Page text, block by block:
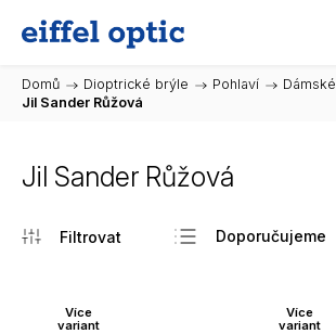
Domů / Dioptrické brýle / Pohlaví / Dámské
Jil Sander Růžová
Jil Sander Růžová
Doporučujeme
Nejdražší
Více
variant
Více
variant